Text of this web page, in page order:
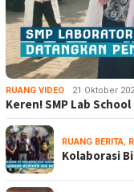
RUANG VIDEO 21 Oktober
Keren! SMP Lab
RUANG BERITA,
Kolaborasi